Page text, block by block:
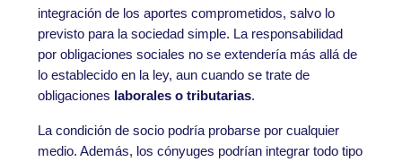
integración de los aportes comprometidos, salvo lo
previsto para la sociedad simple. La responsabilidad
por obligaciones sociales no se extendería más allá de
lo establecido en la ley, aun cuando se trate de
obligaciones laborales o tributarias.
La condición de socio podría probarse por cualquier
medio. Además, los cónyuges podrían integrar todo tipo